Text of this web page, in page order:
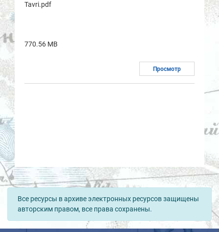
Tavri.pdf
770.56 MB
Просмотр
Все ресурсы в архиве электронных ресурсов защищены
авторским правом, все права сохранены.